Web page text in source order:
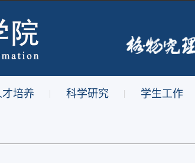
才培养 | 科学研究 | 学生工作